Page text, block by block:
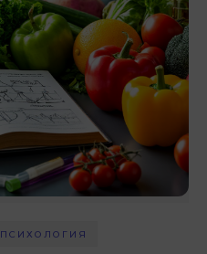
ПСИХОЛОГИЯ